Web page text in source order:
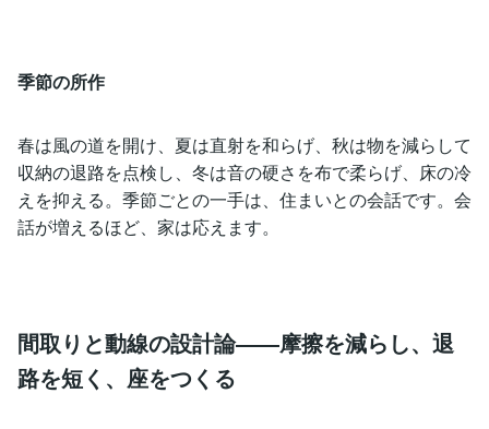
季節の所作
春は風の道を開け、夏は直射を和らげ、秋は物を減らして
収納の退路を点検し、冬は音の硬さを布で柔らげ、床の冷
えを抑える。季節ごとの一手は、住まいとの会話です。会
話が増えるほど、家は応えます。
間取りと動線の設計論――摩擦を減らし、退
路を短く、座をつくる